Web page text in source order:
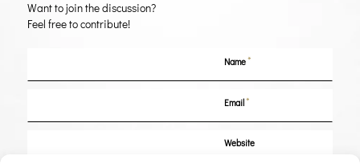
Want to join the discussion?
Feel free to contribute!
Name*
Email*
Website